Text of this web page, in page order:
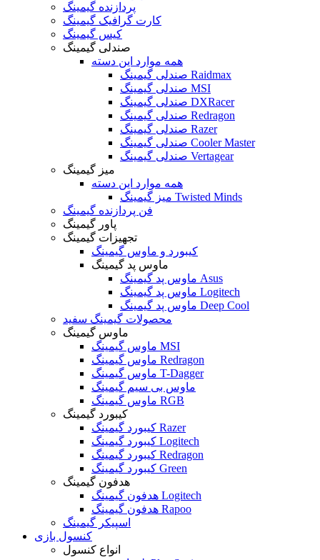
پردازنده گیمینگ
کارت گرافیک گیمینگ
کیس گیمینگ
صندلی گیمینگ
همه موارد این دسته
صندلی گیمینگ Raidmax
صندلی گیمینگ MSI
صندلی گیمینگ DXRacer
صندلی گیمینگ Redragon
صندلی گیمینگ Razer
صندلی گیمینگ Cooler Master
صندلی گیمینگ Vertagear
میز گیمینگ
همه موارد این دسته
میز گیمینگ Twisted Minds
فن پردازنده گیمینگ
پاور گیمینگ
تجهیزات گیمینگ
کیبورد و ماوس گیمینگ
ماوس پد گیمینگ
ماوس پد گیمینگ Asus
ماوس پد گیمینگ Logitech
ماوس پد گیمینگ Deep Cool
محصولات گیمینگ سفید
ماوس گیمینگ
ماوس گیمینگ MSI
ماوس گیمینگ Redragon
ماوس گیمینگ T-Dagger
ماوس بی سیم گیمینگ
ماوس گیمینگ RGB
کیبورد گیمینگ
کیبورد گیمینگ Razer
کیبورد گیمینگ Logitech
کیبورد گیمینگ Redragon
کیبورد گیمینگ Green
هدفون گیمینگ
هدفون گیمینگ Logitech
هدفون گیمینگ Rapoo
اسپیکر گیمینگ
کنسول بازی
انواع کنسول